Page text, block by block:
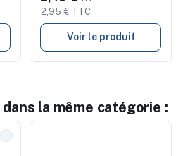
2,95 € TTC
Voir le produit
la même catégorie :